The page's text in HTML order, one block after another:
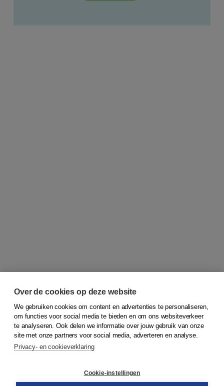
© 2026Koninklijke Boom uitgevers
Over de cookies op deze website
We gebruiken cookies om content en advertenties te personaliseren,
om functies voor social media te bieden en om ons websiteverkeer
te analyseren. Ook delen we informatie over jouw gebruik van onze
site met onze partners voor social media, adverteren en analyse.
Privacy- en cookieverklaring
Cookie-instellingen